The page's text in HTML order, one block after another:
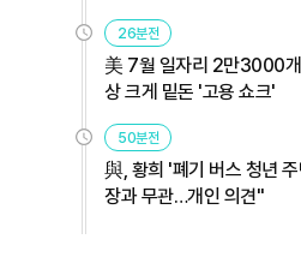
히 실행" 外
26분전
美 7월 일자리 2만3000
상 크게 밑돈 '고용 쇼크'
50분전
與, 황희 '폐기 버스 청년
장과 무관…개인 의견"